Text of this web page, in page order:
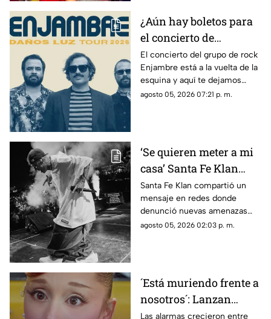
¿Aún hay boletos para
el concierto de
Enjambre en Veracruz?
Esto sabemos
El concierto del grupo de rock
Enjambre está a la vuelta de la
esquina y aquí te dejamos
algunos detalles que te podrían
agosto 05, 2026 07:21 p. m.
‘Se quieren meter a mi
casa’ Santa Fe Klan
denuncia AMENAZAS
tras balacera en su
tienda
Santa Fe Klan compartió un
mensaje en redes donde
denunció nuevas amenazas
después de la balacera en su
agosto 05, 2026 02:03 p. m.
´Está muriendo frente a
nosotros´: Lanzan
ALERTA por Ariana
Las alarmas crecieron entre